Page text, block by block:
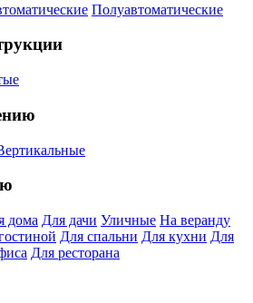
Полуавтоматические
дома Для дачи Уличные На веранду
Для спальни Для кухни Для
Для ресторана